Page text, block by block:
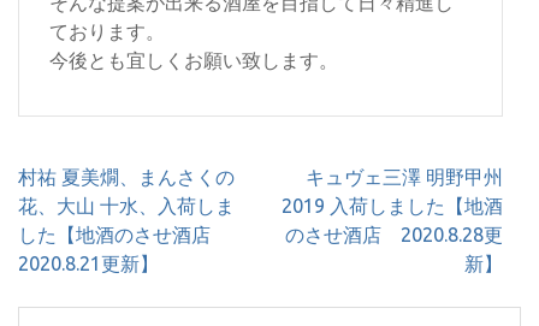
ております。
今後とも宜しくお願い致します。
投
稿
ナ
ビ
村祐 夏美燗、まんさくの
花、大山 十水、入荷しま
した【地酒のさせ酒店
2020.8.21更新】
キュヴェ三澤 明野甲州
2019 入荷しました【地酒
のさせ酒店 2020.8.28更
新】